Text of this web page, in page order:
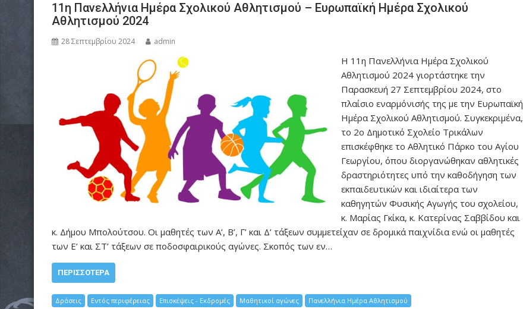
11η Πανελλήνια Ημέρα Σχολικού Αθλητισμού – Ευρωπαϊκή Ημέρα Σχολικού
Αθλητισμού 2024
28 Σεπτεμβρίου 2024 admin
H 11η Πανελλήνια Ημέρα Σχολικού
Αθλητισμού 2024 γιορτάστηκε την
Παρασκευή 27 Σεπτεμβρίου 2024, στο
πλαίσιο εναρμόνισής της με την Ευρωπαϊκή
Ημέρα Σχολικού Αθλητισμού. Συγκεκριμένα,
το 2ο Δημοτικό Σχολείο Τρικάλων
επισκέφθηκε το Αθλητικό Πάρκο του Αγίου
Γεωργίου, όπου διοργανώθηκαν αθλητικές
δραστηριότητες υπό την καθοδήγηση των
εκπαιδευτικών και ιδιαίτερα των
καθηγητών Φυσικής Αγωγής του σχολείου,
κ. Μαρίας Γκίκα, κ. Κατερίνας Σαββίδου και
κ. Δήμου Μπολούτσου. Οι μαθητές των Α’, Β’, Γ’ και Δ’ τάξεων συμμετείχαν σε δρομικά παιχνίδια ενώ οι μαθητές
των Ε’ και ΣΤ’ τάξεων σε ποδοσφαιρικούς αγώνες. Σκοπός των εν…
ΠΕΡΙΣΣΌΤΕΡΑ
Δράσεις Εντός περιφέρειας Επισκέψεις - Εκδρομές Μαθητικοί αγώνες Πανελλήνια Ημέρα Αθλητισμού